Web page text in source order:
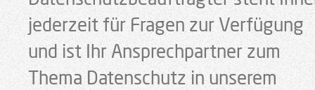
jederzeit für Fragen zur Verfügung
und ist Ihr Ansprechpartner zum
Thema Datenschutz in unserem